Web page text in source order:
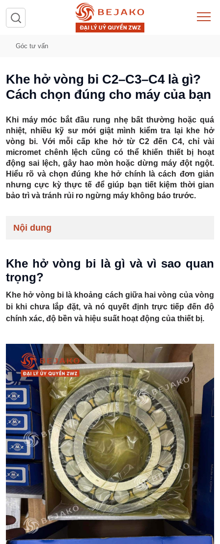
Góc tư vấn
Khe hở vòng bi C2–C3–C4 là gì?
Cách chọn đúng cho máy của bạn
Khi máy móc bắt đầu rung nhẹ bất thường hoặc quá
nhiệt, nhiều kỹ sư mới giật mình kiểm tra lại khe hở
vòng bi. Với mỗi cấp khe hở từ C2 đến C4, chỉ vài
micromet chênh lệch cũng có thể khiến thiết bị hoạt
động sai lệch, gây hao mòn hoặc dừng máy đột ngột.
Hiểu rõ và chọn đúng khe hởchính là cách đơn giản
nhưng cực kỳ thực tế để giúp bạn tiết kiệm thời gian
bảo trì và tránh rủi ro ngừng máy không báo trước.
Nội dung
Khe hở vòng bi là gì và vì sao quan
trọng?
Khe hở vòng bi là khoảng cách giữa hai vòng của vòng
bi khi chưa lắp đặt, và nó quyết định trực tiếp đến độ
chính xác, độ bền và hiệu suất hoạt động của thiết bị.